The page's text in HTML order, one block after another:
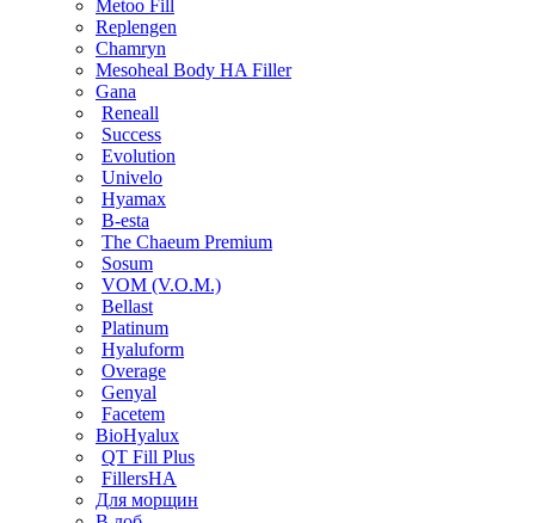
Metoo Fill
Replengen
Chamryn
Mesoheal Body HA Filler
Gana
Reneall
Success
Evolution
Univelo
Hyamax
B-esta
The Chaeum Premium
Sosum
VOM (V.O.M.)
Bellast
Platinum
Hyaluform
Overage
Genyal
Facetem
BioHyalux
QT Fill Plus
FillersHA
Для морщин